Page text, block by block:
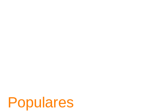
Populares